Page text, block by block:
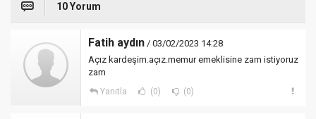
10 Yorum
Fatih aydın / 03/02/2023 14:28
Açız kardeşim.açız.memur emeklisine zam istiyoruz
zam
Yanıtla (0) (0)